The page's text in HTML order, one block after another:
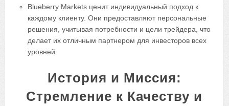
Blueberry Markets ценит индивидуальный подход к
каждому клиенту. Они предоставляют персональные
решения, учитывая потребности и цели трейдера, что
делает их отличным партнером для инвесторов всех
уровней.
История и Миссия:
Стремление к Качеству и